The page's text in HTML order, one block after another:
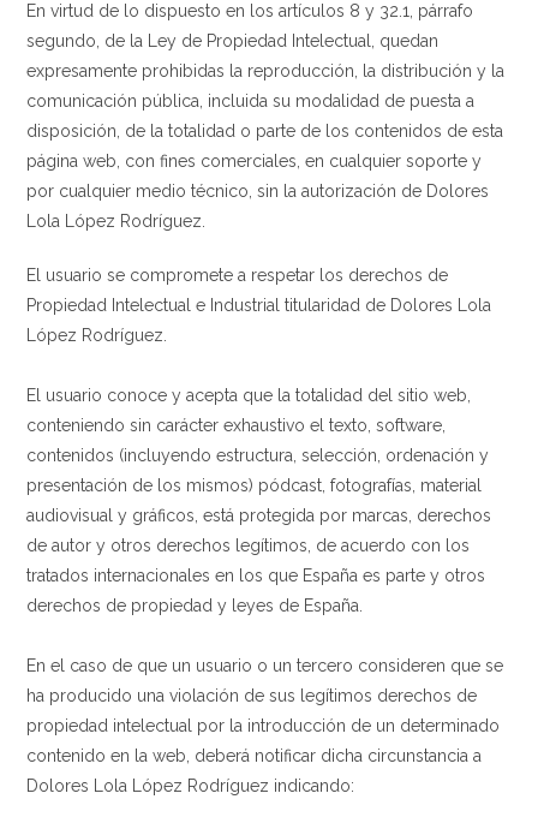
En virtud de lo dispuesto en los artículos 8 y 32.1, párrafo
segundo, de la Ley de Propiedad Intelectual, quedan
expresamente prohibidas la reproducción, la distribución y la
comunicación pública, incluida su modalidad de puesta a
disposición, de la totalidad o parte de los contenidos de esta
página web, con fines comerciales, en cualquier soporte y
por cualquier medio técnico, sin la autorización de Dolores
Lola López Rodríguez.
El usuario se compromete a respetar los derechos de
Propiedad Intelectual e Industrial titularidad de Dolores Lola
López Rodríguez.
El usuario conoce y acepta que la totalidad del sitio web,
conteniendo sin carácter exhaustivo el texto, software,
contenidos (incluyendo estructura, selección, ordenación y
presentación de los mismos) pódcast, fotografías, material
audiovisual y gráficos, está protegida por marcas, derechos
de autor y otros derechos legítimos, de acuerdo con los
tratados internacionales en los que España es parte y otros
derechos de propiedad y leyes de España.
En el caso de que un usuario o un tercero consideren que se
ha producido una violación de sus legítimos derechos de
propiedad intelectual por la introducción de un determinado
contenido en la web, deberá notificar dicha circunstancia a
Dolores Lola López Rodríguez indicando: